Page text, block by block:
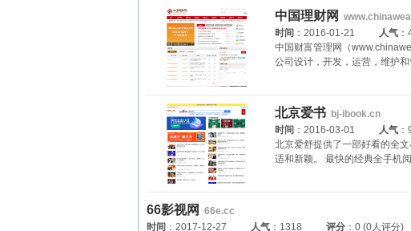
中国理财网
时间 ：2016-01-21 人气
中国财富管理网（
公司设计，开发，运营，维护和
北京爱书 bj-ibook.cn
时间 ：2016-03-01 人气
北京爱舒提供了一部好看的全
适和新颖。 最快的经典全手机
66影视网
66e.cc
时间 ：2017-12-27 人气 ：1318 评分 ：0 (0人评分)